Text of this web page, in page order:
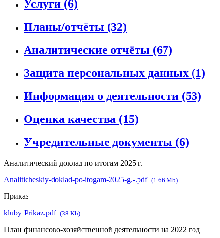
Услуги (6)
Планы/отчёты (32)
Аналитические отчёты (67)
Защита персональных данных (1)
Информация о деятельности (53)
Оценка качества (15)
Учредительные документы (6)
Аналитический доклад по итогам 2025 г.
Analiticheskiy-doklad-po-itogam-2025-g.-.pdf (1.66 Mb)
Приказ
kluby-Prikaz.pdf (38 Kb)
План финансово-хозяйственной деятельности на 2022 год